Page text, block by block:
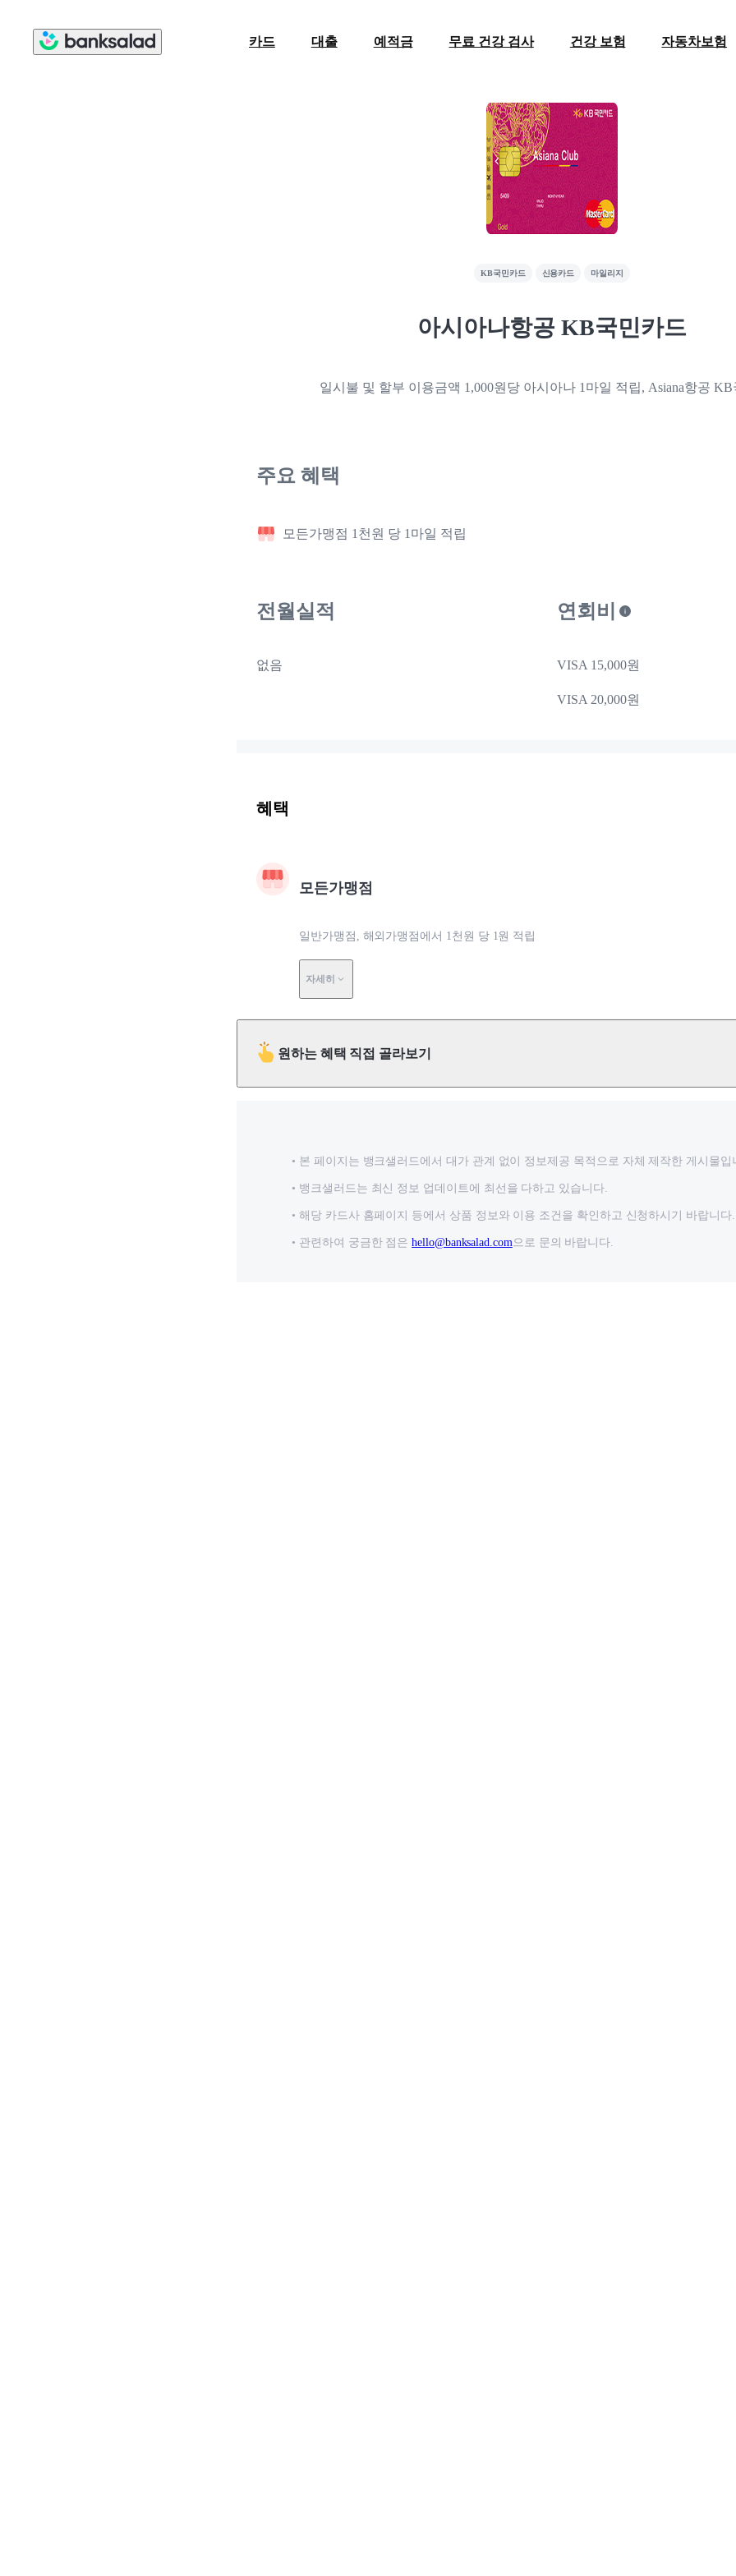
카드 대출 예적금 무료 건강 검사 건강 보험 자동차보험
KB국민카드 신용카드 마일리지
아시아나항공 KB국민카드
일시불 및 할부 이용금액 1,000원당 아시아나 1마일 적립, Asiana항공
주요 혜택
모든가맹점 1천원 당 1마일 적립
전월실적
없음
연회비
VISA 15,000원
VISA 20,000원
혜택
모든가맹점
일반가맹점, 해외가맹점에서 1천원 당 1원 적립
자세히
원하는 혜택 직접 골라보기
본 페이지는 뱅크샐러드에서 대가 관계 없이 정보제공 목적으로 자체 제작한 게시물입
뱅크샐러드는 최신 정보 업데이트에 최선을 다하고 있습니다.
해당 카드사 홈페이지 등에서 상품 정보와 이용 조건을 확인하고 신청하시기 바랍니다.
관련하여 궁금한 점은 hello@banksalad.com으로 문의 바랍니다.